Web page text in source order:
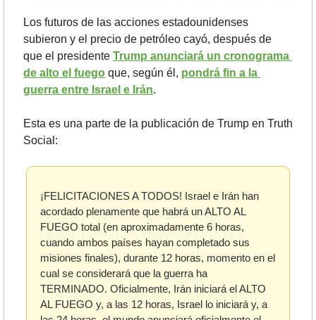
Los futuros de las acciones estadounidenses
subieron y el precio de petróleo cayó, después de
que el presidente Trump anunciará un cronograma
de alto el fuego que, según él, pondrá fin a la
guerra entre Israel e Irán.
Esta es una parte de la publicación de Trump en Truth
Social:
¡FELICITACIONES A TODOS! Israel e Irán han
acordado plenamente que habrá un ALTO AL
FUEGO total (en aproximadamente 6 horas,
cuando ambos países hayan completado sus
misiones finales), durante 12 horas, momento en el
cual se considerará que la guerra ha
TERMINADO. Oficialmente, Irán iniciará el ALTO
AL FUEGO y, a las 12 horas, Israel lo iniciará y, a